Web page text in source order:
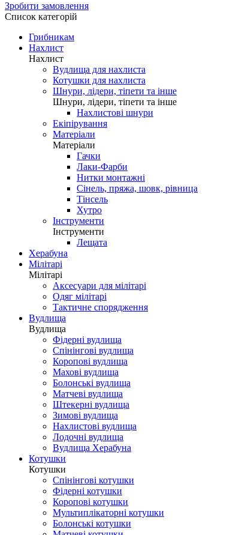
Зробити замовлення
Список категорій
Грибникам
Нахлист
Нахлист
Вудлища для нахлиста
Котушки для нахлиста
Шнури, лідери, тіпети та інше
Шнури, лідери, тіпети та інше
Нахлистові шнури
Екіпірування
Матеріали
Матеріали
Гачки
Лаки-Фарби
Нитки монтажні
Сінель, пряжа, шовк, рівница
Тінсель
Хутро
Інструменти
Інструменти
Лещата
Херабуна
Мілітарі
Мілітарі
Аксесуари для мілітарі
Одяг мілітарі
Тактичне спорядження
Вудлища
Вудлища
Фідерні вудлища
Спінінгові вудлища
Коропові вудлища
Махові вудлища
Болонські вудлища
Матчеві вудлища
Штекерні вудлища
Зимові вудлища
Нахлистові вудлища
Лодочні вудлища
Вудлища Херабуна
Котушки
Котушки
Спінінгові котушки
Фідерні котушки
Коропові котушки
Мультиплікаторні котушки
Болонські котушки